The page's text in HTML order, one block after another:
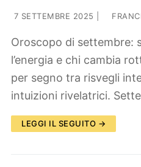
7 SETTEMBRE 2025
Oroscopo di settembre:
l’energia e chi cambia
per segno tra risvegli
intuizioni rivelatrici.
LEGGI IL SEGUITO →